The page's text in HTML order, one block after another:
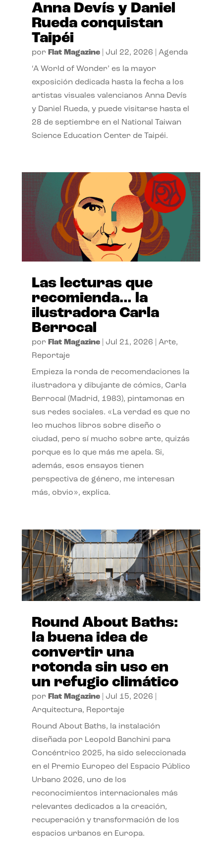
Anna Devís y Daniel
Rueda conquistan
Taipéi
por Flat Magazine| Jul 22, 2026 Agenda
‘A World of Wonder’ es la mayor
exposición dedicada hasta la fecha a los
artistas visuales valencianos Anna Devís
y Daniel Rueda, y puede visitarse hasta el
28 de septiembre en el National Taiwan
Science Education Center de Taipéi.
Las lecturas que
recomienda… la
ilustradora Carla
Berrocal
por Flat Magazine| Jul 21, 2026 Arte,
Reportaje
Empieza la ronda de recomendaciones la
ilustradora y dibujante de cómics, Carla
Berrocal (Madrid, 1983), pintamonas en
sus redes sociales. «La verdad es que no
leo muchos libros sobre diseño o
ciudad, pero sí mucho sobre arte, quizás
porque es lo que más me apela. Si,
además, esos ensayos tienen
perspectiva de género, me interesan
más, obvio», explica.
Round About Baths:
la buena idea de
convertir una
rotonda sin uso en
un refugio climático
por Flat Magazine| Jul 15, 2026
Arquitectura, Reportaje
Round About Baths, la instalación
diseñada por Leopold Banchini para
Concéntrico 2025, ha sido seleccionada
en el Premio Europeo del Espacio Público
Urbano 2026, uno de los
reconocimientos internacionales más
relevantes dedicados a la creación,
recuperación y transformación de los
espacios urbanos en Europa.